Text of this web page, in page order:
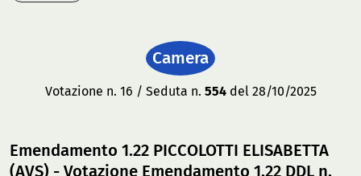
Camera
Votazione n. 16 / Seduta n. 554del 28/10/2025
Emendamento 1.22 PICCOLOTTI ELISABETTA
(AVS) - Votazione Emendamento 1.22 DDL n.